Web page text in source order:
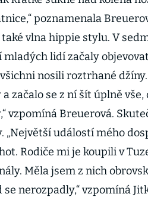
poznamenala
vlna hippie stylu. V
mladých lidí začaly
nosili roztrhané
začalo se z ní šít úplně
vzpomíná Breuerová.
„Největší událostí mého
Rodiče mi je koupili v
Měla jsem z nich
nerozpadly,“ vzpomíná